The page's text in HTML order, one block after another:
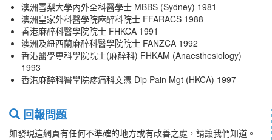
澳洲雪梨大學內外全科醫學士 MBBS (Sydney) 1981
澳洲皇家外科醫學院麻醉科院士 FFARACS 1988
香港麻醉科醫學院院士 FHKCA 1991
澳洲及紐西蘭麻醉科醫學院院士 FANZCA 1992
香港醫學專科學院院士(麻醉科) FHKAM (Anaesthesiology)
1993
香港麻醉科醫學院疼痛科文憑 Dip Pain Mgt (HKCA) 1997
回報問題
如發現這網頁有任何不準確的地方或有改善之處，請讓我們知道。